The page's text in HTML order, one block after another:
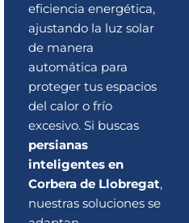
eficiencia energética,
ajustando la luz solar
de manera
automática para
proteger tus espacios
del calor o frío
excesivo. Si buscas
persianas
inteligentes en
Corbera de Llobregat,
nuestras soluciones se